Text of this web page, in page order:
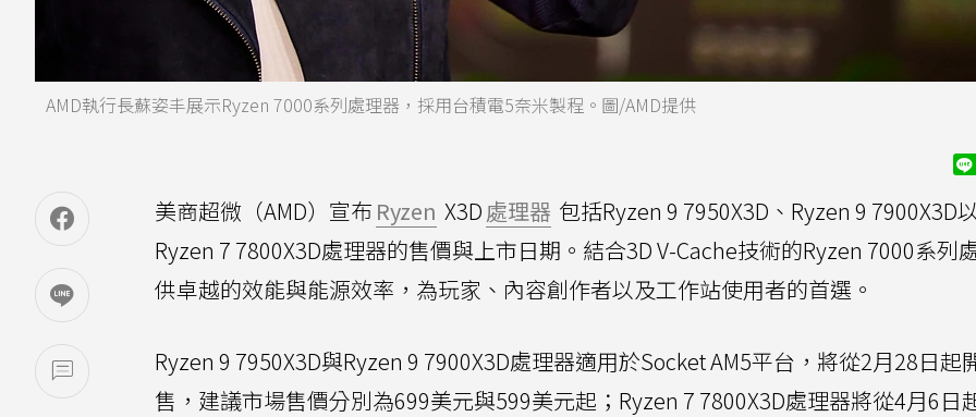
AMD執行長蘇姿丰展示Ryzen 7000系列處理器，採用台積電5奈米製程。圖/AMD提供
美商超微（AMD）宣布 Ryzen X3D處理器 包括Ryzen 9 7950X3D、Ryzen 9 7900X3D
Ryzen 7 7800X3D處理器的售價與上市日期。結合3D V-Cache技術的Ryzen 7000系列
供卓越的效能與能源效率，為玩家、內容創作者以及工作站使用者的首選。
Ryzen 9 7950X3D與Ryzen 9 7900X3D處理器適用於Socket AM5平台，將從2月28日起
售，建議市場售價分別為699美元與599美元起；Ryzen 7 7800X3D處理器將從4月6日